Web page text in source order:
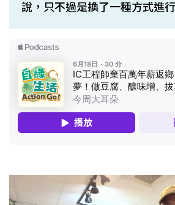
說，只不過是換了一種方式進